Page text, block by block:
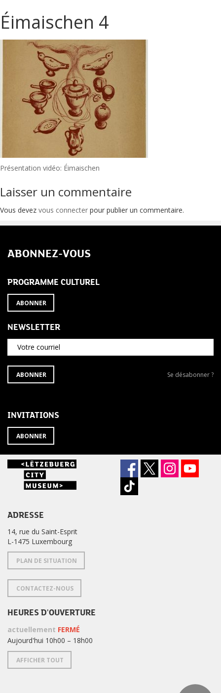
Éimaischen 4
Navigation
de
l’article
Présentation vidéo: Éimaischen
Laisser un commentaire
Vous devez vous connecter pour publier un commentaire.
ABONNEZ-VOUS
PROGRAMME CULTUREL
ABONNER
NEWSLETTER
Votre courriel
S'ABONNER
À
ABONNER
Se
Se désabonner ?
INVITATIONS
ABONNER
ADRESSE
14, rue du Saint-Esprit
L-1475 Luxembourg
PLAN DE SITUATION
CONTACTEZ-NOUS
HEURES D'OUVERTURE
actuellement FERMÉ
Aujourd'hui 10h00 – 18h00
AFFICHER TOUT